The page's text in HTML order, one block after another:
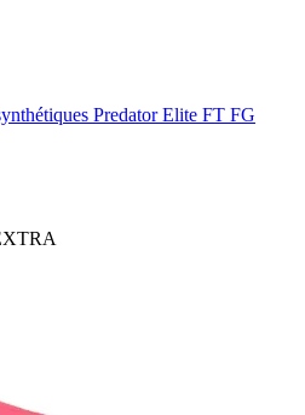
Predator Elite FT FG